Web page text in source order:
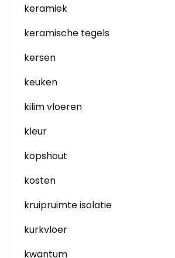
keramiek
keramische tegels
kersen
keuken
kilim vloeren
kleur
kopshout
kosten
kruipruimte isolatie
kurkvloer
kwantum